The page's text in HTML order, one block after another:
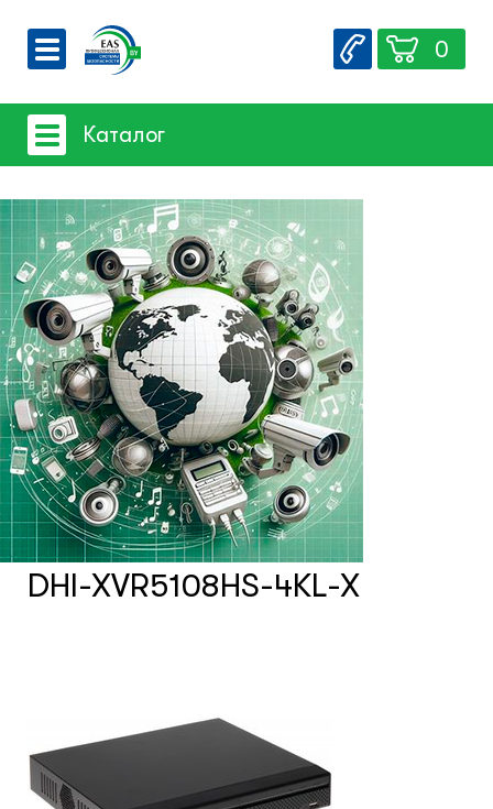
О компании
Вакансии
Контакты
0
Каталог
Системы видеонаблюдения
- iFLOW
- SpaceTechnology
- Dahua
- EZ-IP
- Hikvision
- Комплектующие и монтажный
материал
Системы защиты товаров от краж
Счетчики посетителей
Защита товара на стеллажах
Системы контроля и управления
DHI-XVR5108HS-4KL-X